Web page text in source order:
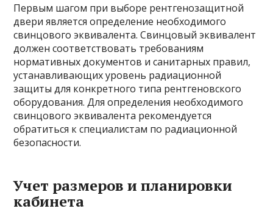
Первым шагом при выборе рентгенозащитной
двери является определение необходимого
свинцового эквивалента. Свинцовый эквивалент
должен соответствовать требованиям
нормативных документов и санитарных правил,
устанавливающих уровень радиационной
защиты для конкретного типа рентгеновского
оборудования. Для определения необходимого
свинцового эквивалента рекомендуется
обратиться к специалистам по радиационной
безопасности.
Учет размеров и планировки
кабинета